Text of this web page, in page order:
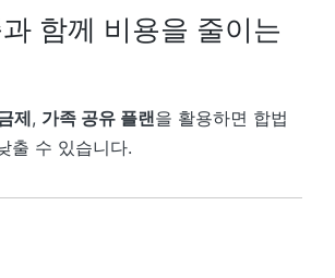
함께 비용을 줄이는
제, 가족 공유 플랜을 활용하면 합법
출 수 있습니다.